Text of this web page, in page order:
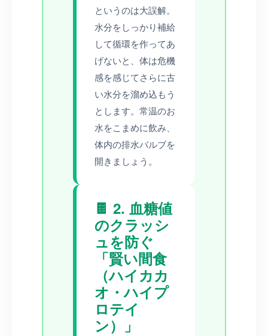
というのは大誤解。
水分をしっかり補給
して循環を作ってあ
げないと、体は危機
感を感じてさらに古
い水分を溜め込もう
とします。常温のお
水をこまめに飲み、
体内の排水バルブを
開きましょう。
🍫 2. 血糖値
のクラッシ
ュを防ぐ
「賢い間食
（ハイカカ
オ・ハイプ
ロテイ
ン）」